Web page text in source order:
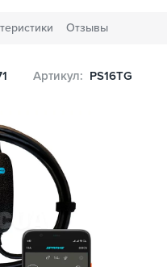
Отзывы
Артикул: PS16TG